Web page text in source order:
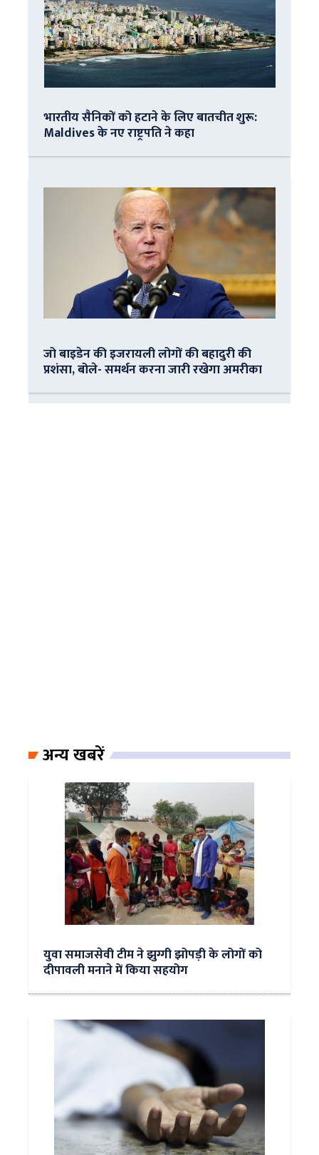
भारतीय सैनिकों को हटाने के लिए बातचीत शुरू:
Maldives के नए राष्ट्रपति ने कहा
जो बाइडेन की इजरायली लोगों की बहादुरी की
प्रशंसा, बोले- समर्थन करना जारी रखेगा अमरीका
अन्य खबरें
युवा समाजसेवी टीम ने झुग्गी झोपड़ी के लोगों को
दीपावली मनाने में किया सहयोग